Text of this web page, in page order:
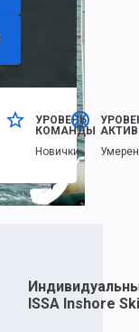
УРОВЕНЬ
КОМАНДЫ
Новички
ISSA Inshore